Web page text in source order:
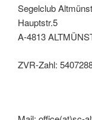
Segelclub
Hauptstr.5
A-4813
ZVR-Zahl: